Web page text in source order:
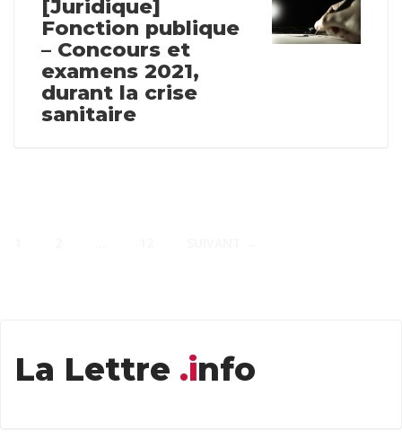
[Juridique]
Fonction publique
– Concours et
examens 2021,
durant la crise
sanitaire
La Lettre .info